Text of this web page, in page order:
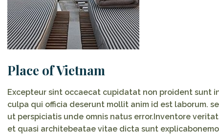
Place of Vietnam
Excepteur sint occaecat cupidatat non proident sunt
culpa qui officia deserunt mollit anim id est laborum.
ut perspiciatis unde omnis natus error.Inventore
et quasi architebeatae vitae dicta sunt explicabonemo